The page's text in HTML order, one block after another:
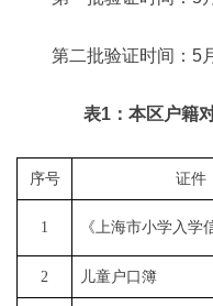
第二批验证时间：5月
表1：本区户籍
序号 证件
1 《上海市小学入学
2 儿童户口簿